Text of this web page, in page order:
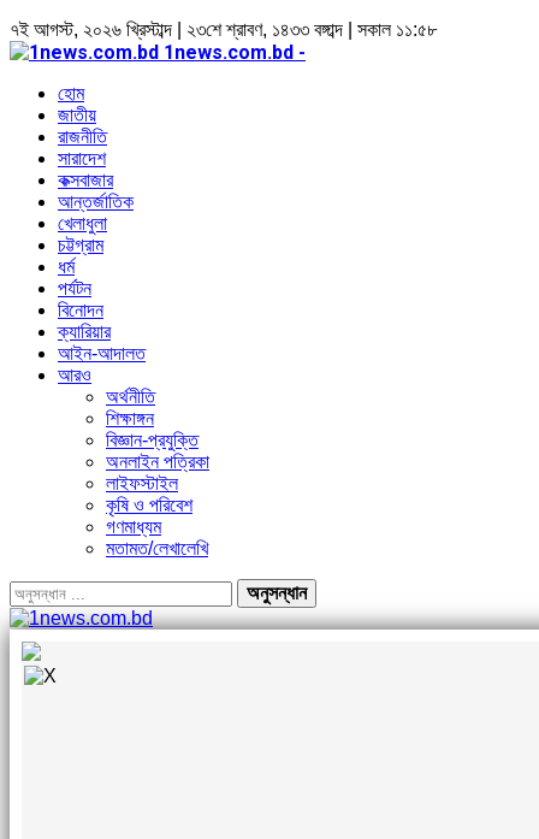
৭ই আগস্ট, ২০২৬ খ্রিস্টাব্দ | ২৩শে শ্রাবণ, ১৪৩৩ বঙ্গাব্দ | সকাল ১১:৫৮
1news.com.bd -
হোম
জাতীয়
রাজনীতি
সারাদেশ
কক্সবাজার
আন্তর্জাতিক
খেলাধুলা
চট্টগ্রাম
ধর্ম
পর্যটন
বিনোদন
ক্যারিয়ার
আইন-আদালত
আরও
অর্থনীতি
শিক্ষাঙ্গন
বিজ্ঞান-প্রযুক্তি
অনলাইন পত্রিকা
লাইফস্টাইল
কৃষি ও পরিবেশ
গণমাধ্যম
মতামত/লেখালেখি